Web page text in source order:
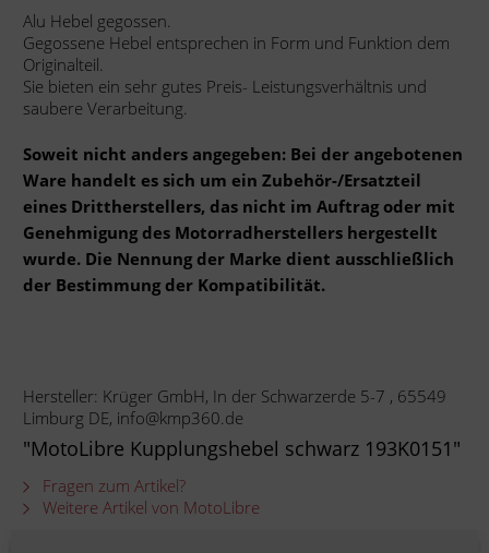
Alu Hebel gegossen.
Gegossene Hebel entsprechen in Form und Funktion dem
Originalteil.
Sie bieten ein sehr gutes Preis- Leistungsverhältnis und
saubere Verarbeitung.
Soweit nicht anders angegeben: Bei der angebotenen
Ware handelt es sich um ein Zubehör-/Ersatzteil
eines Drittherstellers, das nicht im Auftrag oder mit
Genehmigung des Motorradherstellers hergestellt
wurde. Die Nennung der Marke dient ausschließlich
der Bestimmung der Kompatibilität.
Hersteller: Krüger GmbH, In der Schwarzerde 5-7 , 65549
Limburg DE, info@kmp360.de
"MotoLibre Kupplungshebel schwarz 193K0151"
Fragen zum Artikel?
Weitere Artikel von MotoLibre